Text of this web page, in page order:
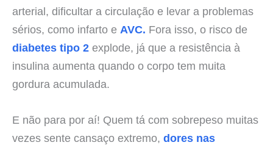
arterial, dificultar a circulação e levar a problemas
sérios, como infarto e AVC. Fora isso, o risco de
diabetes tipo 2 explode, já que a resistência à
insulina aumenta quando o corpo tem muita
gordura acumulada.
E não para por aí! Quem tá com sobrepeso muitas
vezes sente cansaço extremo, dores nas